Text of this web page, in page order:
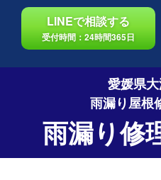
LINEで相談する
受付時間：24時間365日
愛媛県
雨漏り屋根
雨漏り修